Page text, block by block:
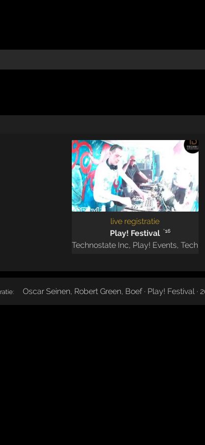
live registratie
Play! Festival '16
Technostate Inc, Play! Events,
Oscar Seinen, Robert Green, Boef · Play! Festival ·